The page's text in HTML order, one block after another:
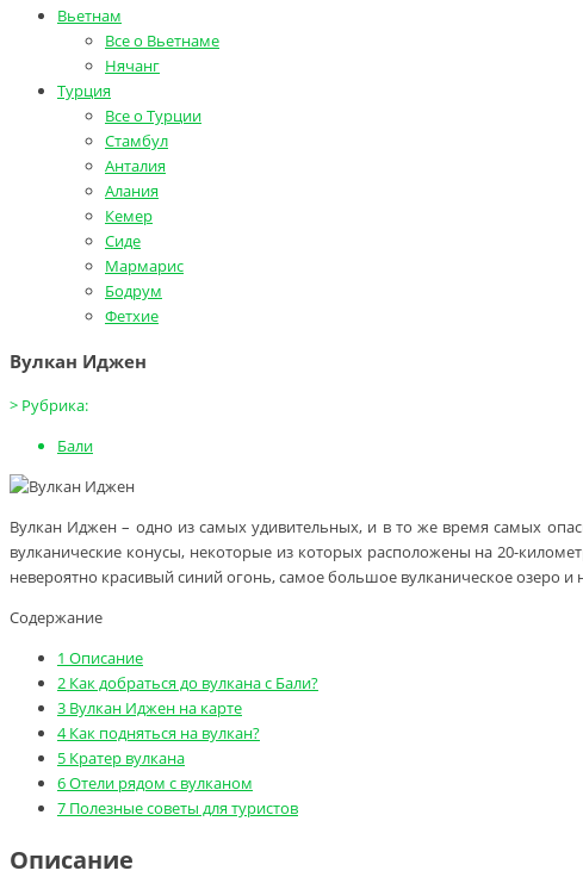
Вьетнам
Все о Вьетнаме
Нячанг
Турция
Все о Турции
Стамбул
Анталия
Алания
Кемер
Сиде
Мармарис
Бодрум
Фетхие
Вулкан Иджен
> Рубрика:
Бали
Вулкан Иджен – одно из самых удивительных, и в то же время самых
вулканические конусы, некоторые из которых расположены на 20-
невероятно красивый синий огонь, самое большое вулканическое озеро и
Содержание
1 Описание
2 Как добраться до вулкана с Бали?
3 Вулкан Иджен на карте
4Как подняться на вулкан?
5 Кратер вулкана
6Отели рядом с вулканом
7 Полезные советы для туристов
Описание